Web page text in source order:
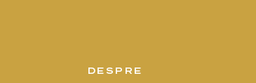
DESPRE